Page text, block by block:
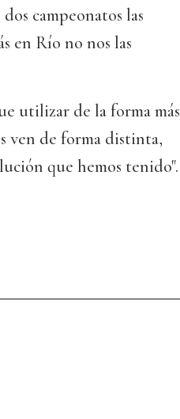
campeonatos las
en Río no nos las
utilizar de la forma más
ven de forma distinta,
que hemos tenido".